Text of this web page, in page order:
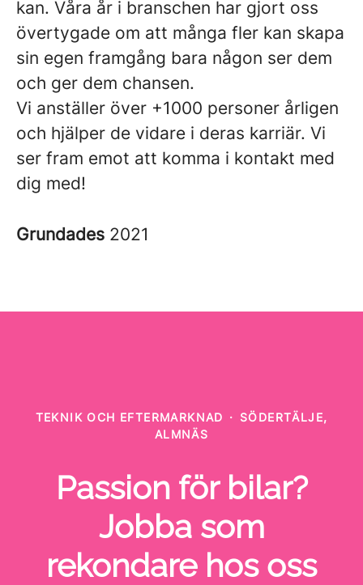
kan. Våra år i branschen har gjort oss
övertygade om att många fler kan skapa
sin egen framgång bara någon ser dem
och ger dem chansen.
Vi anställer över +1000 personer årligen
och hjälper de vidare i deras karriär. Vi
ser fram emot att komma i kontakt med
dig med!
Grundades 2021
TEKNIK OCH EFTERMARKNAD · SÖDERTÄLJE,
ALMNÄS
Passion för bilar?
Jobba som
rekondare hos oss